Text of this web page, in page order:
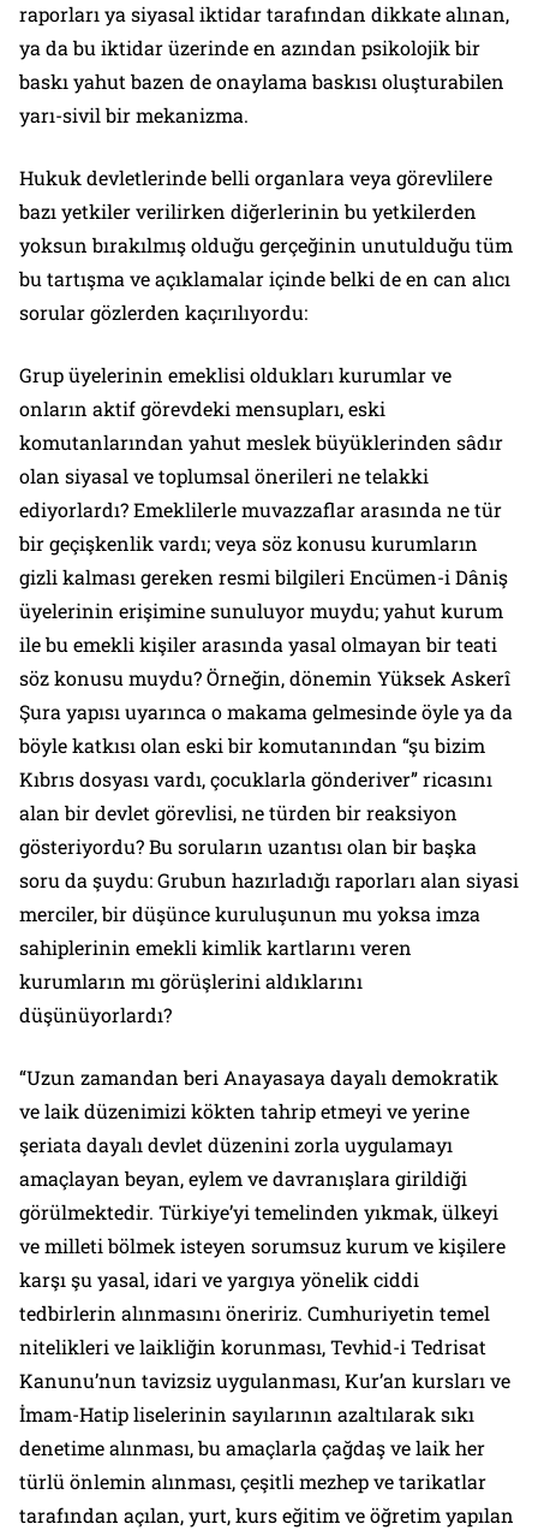
raporları ya siyasal iktidar tarafından dikkate alınan,
ya da bu iktidar üzerinde en azından psikolojik bir
baskı yahut bazen de onaylama baskısı oluşturabilen
yarı-sivil bir mekanizma.
Hukuk devletlerinde belli organlara veya görevlilere
bazı yetkiler verilirken diğerlerinin bu yetkilerden
yoksun bırakılmış olduğu gerçeğinin unutulduğu tüm
bu tartışma ve açıklamalar içinde belki de en can alıcı
sorular gözlerden kaçırılıyordu:
Grup üyelerinin emeklisi oldukları kurumlar ve
onların aktif görevdeki mensupları, eski
komutanlarından yahut meslek büyüklerinden sâdır
olan siyasal ve toplumsal önerileri ne telakki
ediyorlardı? Emeklilerle muvazzaflar arasında ne tür
bir geçişkenlik vardı; veya söz konusu kurumların
gizli kalması gereken resmi bilgileri Encümen-i Dâniş
üyelerinin erişimine sunuluyor muydu; yahut kurum
ile bu emekli kişiler arasında yasal olmayan bir teati
söz konusu muydu? Örneğin, dönemin Yüksek Askerî
Şura yapısı uyarınca o makama gelmesinde öyle ya da
böyle katkısı olan eski bir komutanından “şu bizim
Kıbrıs dosyası vardı, çocuklarla gönderiver” ricasını
alan bir devlet görevlisi, ne türden bir reaksiyon
gösteriyordu? Bu soruların uzantısı olan bir başka
soru da şuydu: Grubun hazırladığı raporları alan siyasi
merciler, bir düşünce kuruluşunun mu yoksa imza
sahiplerinin emekli kimlik kartlarını veren
kurumların mı görüşlerini aldıklarını
düşünüyorlardı?
“Uzun zamandan beri Anayasaya dayalı demokratik
ve laik düzenimizi kökten tahrip etmeyi ve yerine
şeriata dayalı devlet düzenini zorla uygulamayı
amaçlayan beyan, eylem ve davranışlara girildiği
görülmektedir. Türkiye’yi temelinden yıkmak, ülkeyi
ve milleti bölmek isteyen sorumsuz kurum ve kişilere
karşı şu yasal, idari ve yargıya yönelik ciddi
tedbirlerin alınmasını öneririz. Cumhuriyetin temel
nitelikleri ve laikliğin korunması, Tevhid-i Tedrisat
Kanunu’nun tavizsiz uygulanması, Kur’an kursları ve
İmam-Hatip liselerinin sayılarının azaltılarak sıkı
denetime alınması, bu amaçlarla çağdaş ve laik her
türlü önlemin alınması, çeşitli mezhep ve tarikatlar
tarafından açılan, yurt, kurs eğitim ve öğretim yapılan